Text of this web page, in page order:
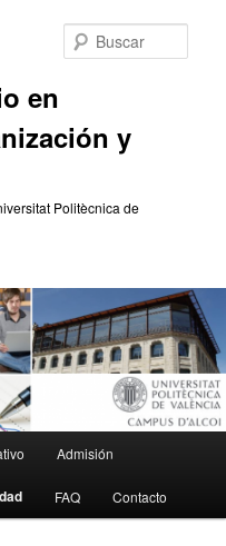
en
y
Politècnica de
Admisión
FAQ Contacto